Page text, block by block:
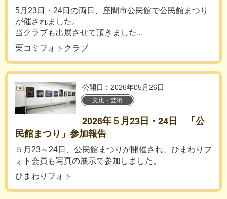
5月23日・24日の両日、座間市公民館で公民館まつり
が催されました。
当クラブも出展させて頂きました...
栗コミフォトクラブ
公開日：2026年05月26日
文化・芸術
2026年５月23日・24日 「公
民館まつり」参加報告
５月23～24日、公民館まつりが開催され、ひまわりフ
ォト会員も写真の展示で参加しました。
ひまわりフォト